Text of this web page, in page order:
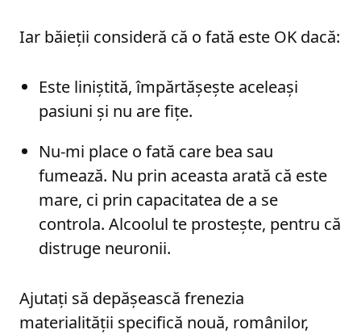
Iar băieții consideră că o fată este OK dacă:
Este liniștită, împărtășește aceleași
pasiuni și nu are fițe.
Nu-mi place o fată care bea sau
fumează. Nu prin aceasta arată că este
mare, ci prin capacitatea de a se
controla. Alcoolul te prostește, pentru că
distruge neuronii.
Ajutați să depășească frenezia
materialității specifică nouă, românilor,